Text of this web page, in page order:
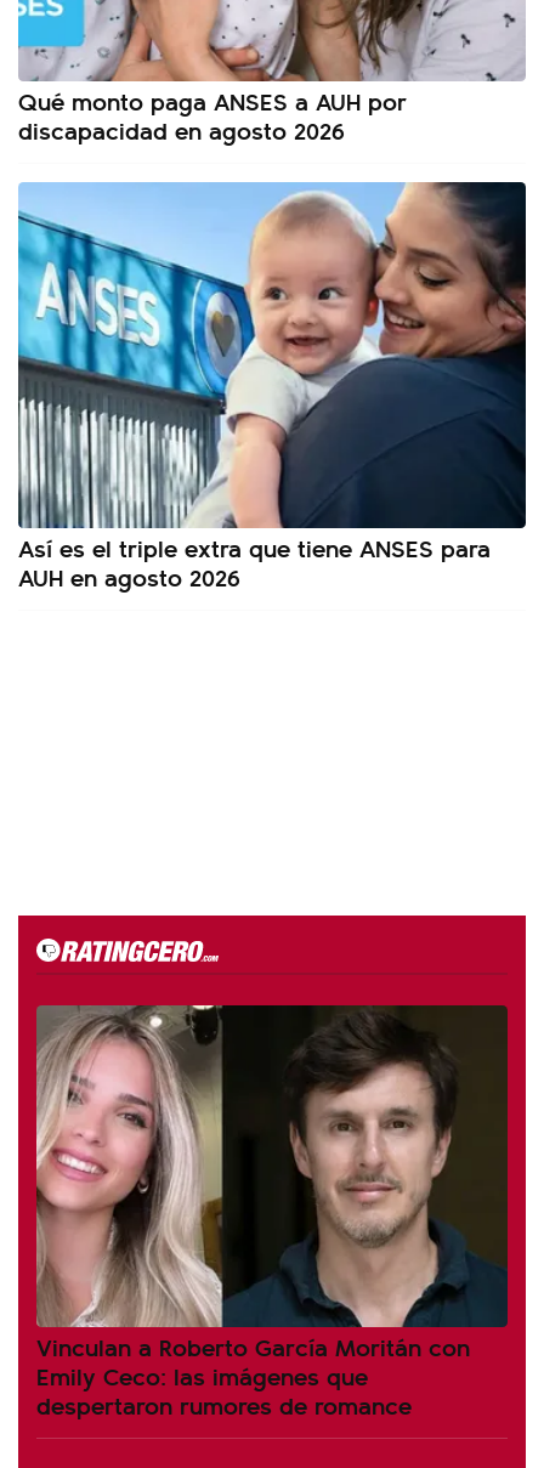
Qué monto paga ANSES a AUH por
discapacidad en agosto 2026
Así es el triple extra que tiene ANSES para
AUH en agosto 2026
Vinculan a Roberto García Moritán con
Emily Ceco: las imágenes que
despertaron rumores de romance